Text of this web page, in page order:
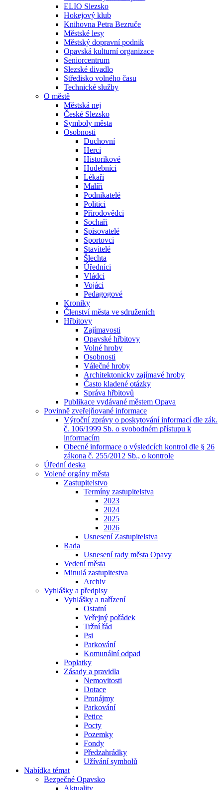
ELIO Slezsko
Hokejový klub
Knihovna Petra Bezruče
Městské lesy
Městský dopravní podnik
Opavská kulturní organizace
Seniorcentrum
Slezské divadlo
Středisko volného času
Technické služby
O městě
Městská nej
České Slezsko
Symboly města
Osobnosti
Duchovní
Herci
Historikové
Hudebníci
Lékaři
Malíři
Podnikatelé
Politici
Přírodovědci
Sochaři
Spisovatelé
Sportovci
Stavitelé
Šlechta
Úředníci
Vládci
Vojáci
Pedagogové
Kroniky
Členství města ve sdruženích
Hřbitovy
Zajímavosti
Opavské hřbitovy
Volné hroby
Osobnosti
Válečné hroby
Architektonicky zajímavé hroby
Často kladené otázky
Správa hřbitovů
Publikace vydávané městem Opava
Povinně zveřejňované informace
Výroční zprávy o poskytování informací dle zák.
č. 106/1999 Sb. o svobodném přístupu k
informacím
Obecné informace o výsledcích kontrol dle § 26
zákona č. 255/2012 Sb., o kontrole
Úřední deska
Volené orgány města
Zastupitelstvo
Termíny zastupitelstva
2023
2024
2025
2026
Usnesení Zastupitelstva
Rada
Usnesení rady města Opavy
Vedení města
Minulá zastupitestva
Archiv
Vyhlášky a předpisy
Vyhlášky a nařízení
Ostatní
Veřejný pořádek
Tržní řád
Psi
Parkování
Komunální odpad
Poplatky
Zásady a pravidla
Nemovitosti
Dotace
Pronájmy
Parkování
Petice
Pocty
Pozemky
Fondy
Předzahrádky
Užívání symbolů
Nabídka témat
Bezpečné Opavsko